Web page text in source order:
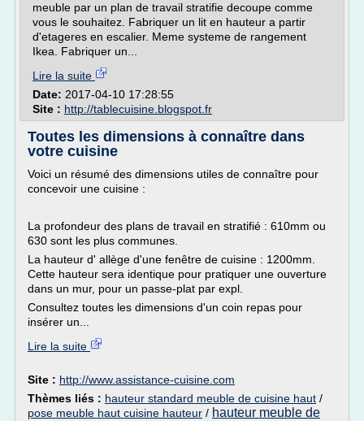
meuble par un plan de travail stratifie decoupe comme
vous le souhaitez. Fabriquer un lit en hauteur a partir
d'etageres en escalier. Meme systeme de rangement
Ikea. Fabriquer un...
Lire la suite
Date: 2017-04-10 17:28:55
Site : http://tablecuisine.blogspot.fr
Toutes les dimensions à connaître dans
votre cuisine
Voici un résumé des dimensions utiles de connaître pour
concevoir une cuisine :
La profondeur des plans de travail en stratifié : 610mm ou
630 sont les plus communes.
La hauteur d' allège d'une fenêtre de cuisine : 1200mm.
Cette hauteur sera identique pour pratiquer une ouverture
dans un mur, pour un passe-plat par expl.
Consultez toutes les dimensions d'un coin repas pour
insérer un...
Lire la suite
Site : http://www.assistance-cuisine.com
Thèmes liés : hauteur standard meuble de cuisine haut /
pose meuble haut cuisine hauteur / hauteur meuble de